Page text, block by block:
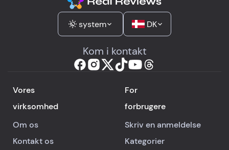
system DK
Kom i kontakt
Vores
virksomhed
Om os
Kontakt os
For
forbrugere
Skriv en anmeldelse
Kategorier